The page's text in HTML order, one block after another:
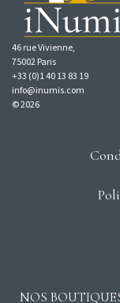
46 rue Vivienne,
75002 Paris
+33 (0)1 40 13 83 19
info@inumis.com
© 2026
NOS